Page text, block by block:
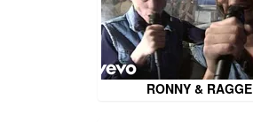
RONNY & RAGGE